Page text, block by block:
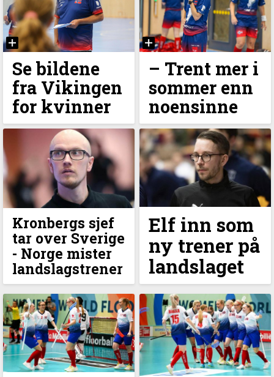
Se bildene
fra Vikingen
for kvinner
– Trent mer i
sommer enn
noensinne
Kronbergs sjef
tar over Sverige
- Norge mister
landslagstrener
Elf inn som
ny trener på
landslaget